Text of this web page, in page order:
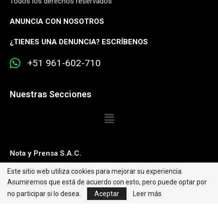
ANUNCIA CON NOSOTROS
¿TIENES UNA DENUNCIA? ESCRÍBENOS
+51 961-602-710
Nuestras Secciones
Nota y Prensa S.A.C.
Contacto:editorweb@caretas.com.pe
Síguenos:
Este sitio web utiliza cookies para mejorar su experiencia.
Asumiremos que está de acuerdo con esto, pero puede optar por
no participar si lo desea.
Aceptar Leer más